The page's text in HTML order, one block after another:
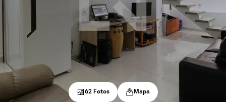
62 Fotos Mapa